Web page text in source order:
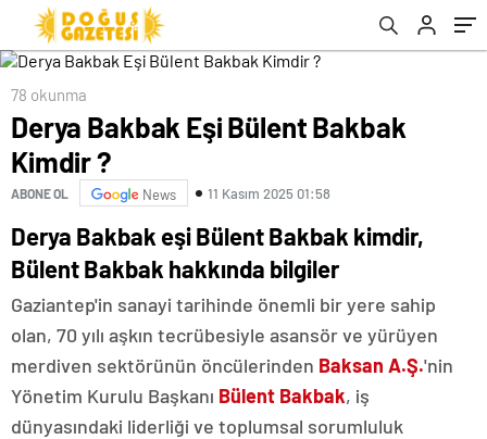
78 okunma
Derya Bakbak Eşi Bülent Bakbak
Kimdir ?
ABONE OL News 11 Kasım 2025 01:58
Derya Bakbak eşi Bülent Bakbak kimdir,
Bülent Bakbak hakkında bilgiler
Gaziantep'in sanayi tarihinde önemli bir yere sahip
olan, 70 yılı aşkın tecrübesiyle asansör ve yürüyen
merdiven sektörünün öncülerinden Baksan A.Ş.'nin
Yönetim Kurulu Başkanı Bülent Bakbak, iş
dünyasındaki liderliği ve toplumsal sorumluluk